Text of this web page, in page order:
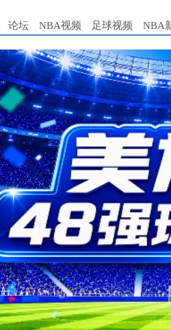
论坛 NBA视频 足球视频 NBA